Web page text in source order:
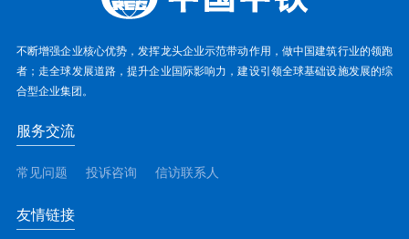
不断增强企业核心优势，发挥龙头企业示范带动作用，做中国建筑行业的领跑
者；走全球发展道路，提升企业国际影响力，建设引领全球基础设施发展的综
合型企业集团。
服务交流
常见问题 投诉咨询 信访联系人
友情链接